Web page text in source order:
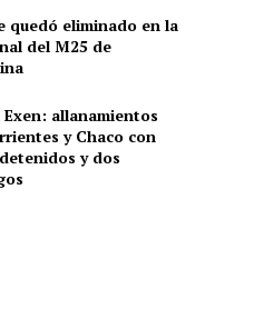
quedó eliminado en la
del M25 de
Exen: allanamientos
y Chaco con
y dos